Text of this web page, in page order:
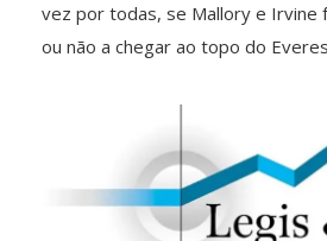
vez por todas, se Mallory e Irvine
ou não a chegar ao topo do